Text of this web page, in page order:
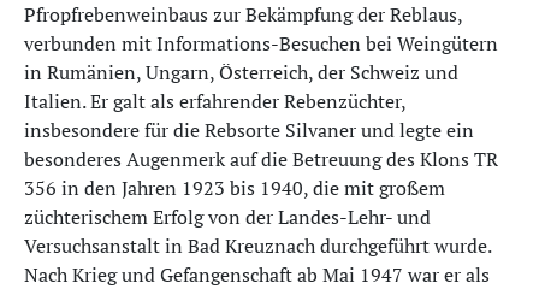
Pfropfrebenweinbaus zur Bekämpfung der Reblaus,
verbunden mit Informations-Besuchen bei Weingütern
in Rumänien, Ungarn, Österreich, der Schweiz und
Italien. Er galt als erfahrender Rebenzüchter,
insbesondere für die Rebsorte Silvaner und legte ein
besonderes Augenmerk auf die Betreuung des Klons TR
356 in den Jahren 1923 bis 1940, die mit großem
züchterischem Erfolg von der Landes-Lehr- und
Versuchsanstalt in Bad Kreuznach durchgeführt wurde.
Nach Krieg und Gefangenschaft ab Mai 1947 war er als